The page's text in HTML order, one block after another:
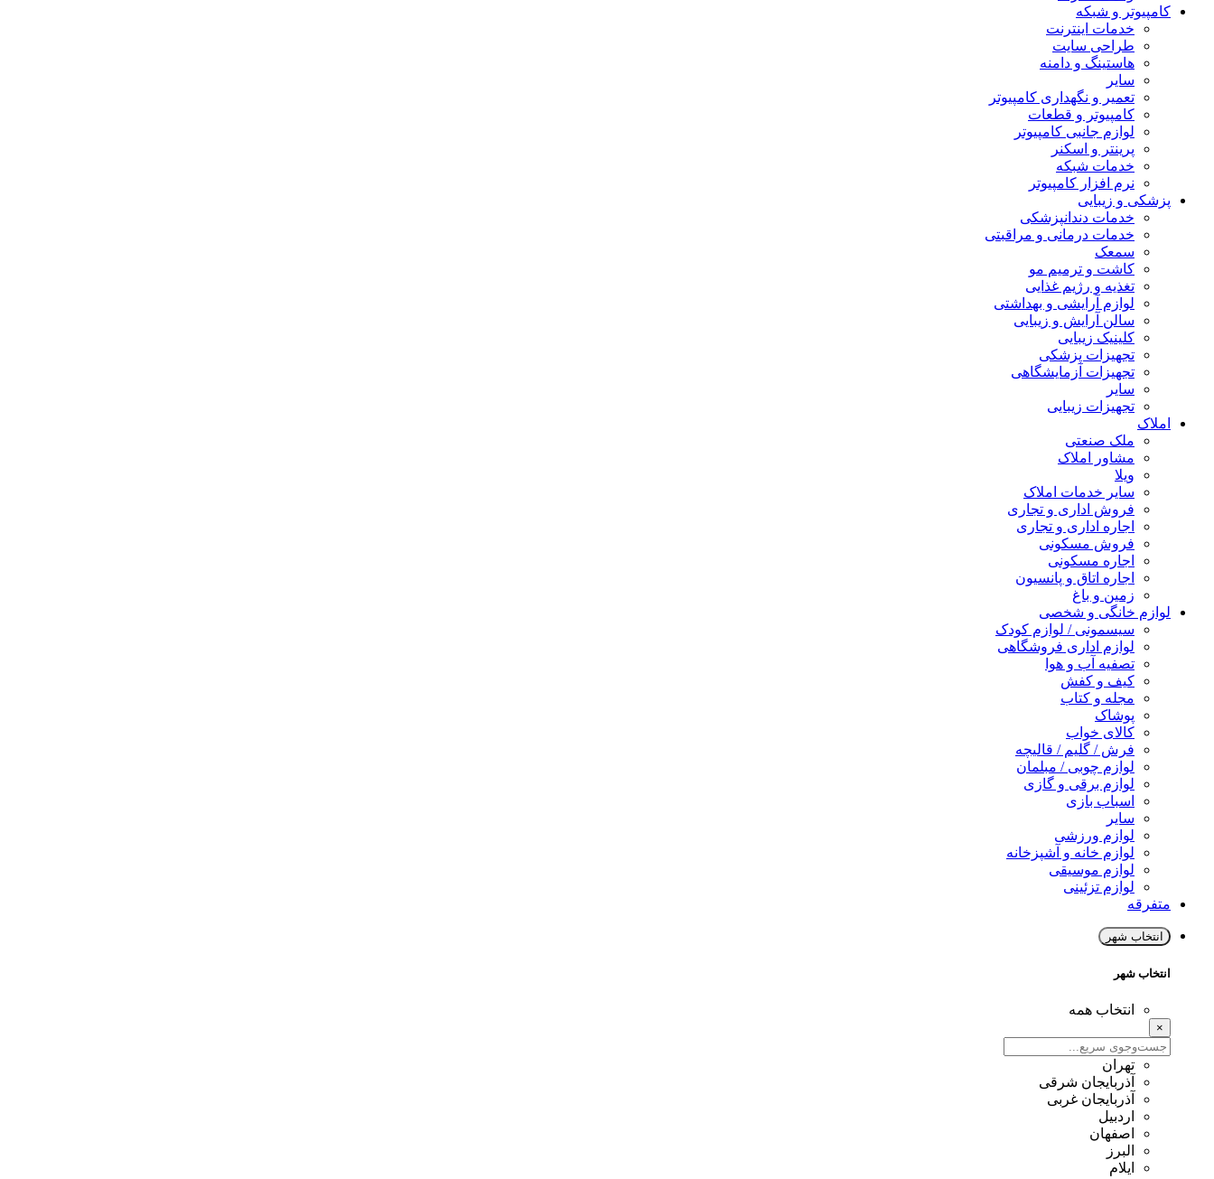
کامپیوتر و شبکه
خدمات اینترنت
طراحی سایت
هاستینگ و دامنه
سایر
تعمیر و نگهداری کامپیوتر
کامپیوتر و قطعات
لوازم جانبی کامپیوتر
پرینتر و اسکنر
خدمات شبکه
نرم افزار کامپیوتر
پزشکی و زیبایی
خدمات دندانپزشکی
خدمات درمانی و مراقبتی
سمعک
کاشت و ترمیم مو
تغذیه و رژیم غذایی
لوازم آرایشی و بهداشتی
سالن آرایش و زیبایی
کلینیک زیبایی
تجهیزات پزشکی
تجهیزات آزمایشگاهی
سایر
تجهیزات زیبایی
املاک
ملک صنعتی
مشاور املاک
ویلا
سایر خدمات املاک
فروش اداری و تجاری
اجاره اداری و تجاری
فروش مسکونی
اجاره مسکونی
اجاره اتاق و پانسیون
زمین و باغ
لوازم خانگی و شخصی
سیسمونی / لوازم کودک
لوازم اداری فروشگاهی
تصفیه آب و هوا
کیف و کفش
مجله و کتاب
پوشاک
کالای خواب
فرش / گلیم / قالیچه
لوازم چوبی / مبلمان
لوازم برقی و گازی
اسباب بازی
سایر
لوازم ورزشی
لوازم خانه و آشپزخانه
لوازم موسیقی
لوازم تزئینی
متفرقه
انتخاب شهر
انتخاب شهر
انتخاب همه
×
تهران
آذربایجان شرقی
آذربایجان غربی
اردبیل
اصفهان
البرز
ایلام